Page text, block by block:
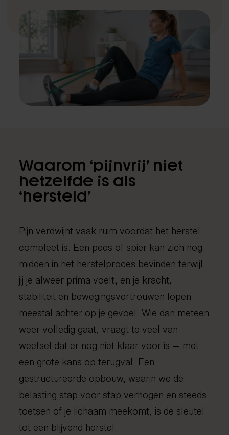
Mobilisatie
Radiale shockwave therapie
Oefentherapie
Sportmassage
Zwangerschapsmassage
Mama massage
Fysiotherapie
Waarom ‘pijnvrij’ niet
hetzelfde is als
‘hersteld’
Pijn verdwijnt vaak ruim voordat het herstel
compleet is. Een pees of spier kan zich nog
midden in het herstelproces bevinden terwijl
jij je alweer prima voelt, en je kracht,
stabiliteit en bewegingsvertrouwen lopen
meestal achter op je gevoel. Wie dan meteen
weer volledig gaat, vraagt te veel van
weefsel dat er nog niet klaar voor is — met
een grote kans op terugval. Een
gestructureerde opbouw, waarin we de
belasting stap voor stap verhogen en steeds
toetsen of je lichaam meekomt, is de sleutel
tot een blijvend herstel.